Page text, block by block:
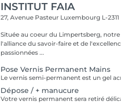
INSTITUT FAIA
27, Avenue Pasteur Luxembourg L-2311
Située au coeur du Limpertsberg,
l'alliance du savoir-faire et de l'excellence. Notre équipe
passionnées ...
Pose Vernis Permanent Mains
Dépose / + manucure